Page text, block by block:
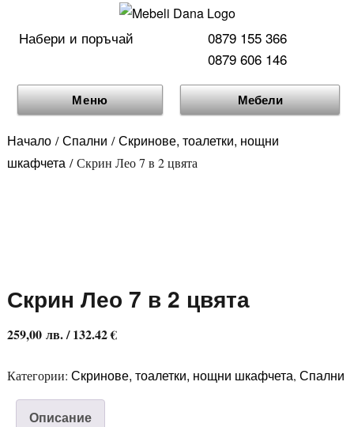
Набери и поръчай
0879 155 366
0879 606 146
Меню Мебели
Начало/Спални /Скринове, тоалетки, нощни
шкафчета / Скрин Лео 7 в 2 цвята
Скрин Лео 7 в 2 цвята
259,00 лв./ 132.42 €
Категории: Скринове, тоалетки, нощни шкафчета, Спални
Описание